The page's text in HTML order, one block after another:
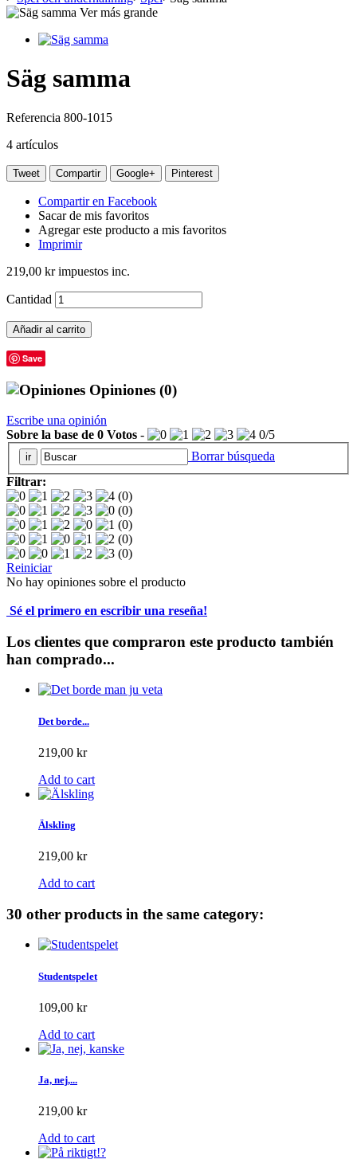
Ver más grande
Säg samma
Referencia 800-1015
4 artículos
Tweet Compartir Google+ Pinterest
Compartir en Facebook
Sacar de mis favoritos
Agregar este producto a mis favoritos
Imprimir
219,00 krimpuestos inc.
Cantidad
Añadir al carrito
Save
Opiniones (0)
Escribe una opinión
Sobre la base de 0 Votos - 0/5
Borrar búsqueda
Filtrar:
(0)
(0)
(0)
(0)
(0)
Reiniciar
No hay opiniones sobre el producto
Sé el primero en escribir una reseña!
Los clientes que compraron este producto también
han comprado...
Det borde...
219,00 kr
Add to cart
Älskling
219,00 kr
Add to cart
30 other products in the same category:
Studentspelet
109,00 kr
Add to cart
Ja, nej,...
219,00 kr
Add to cart